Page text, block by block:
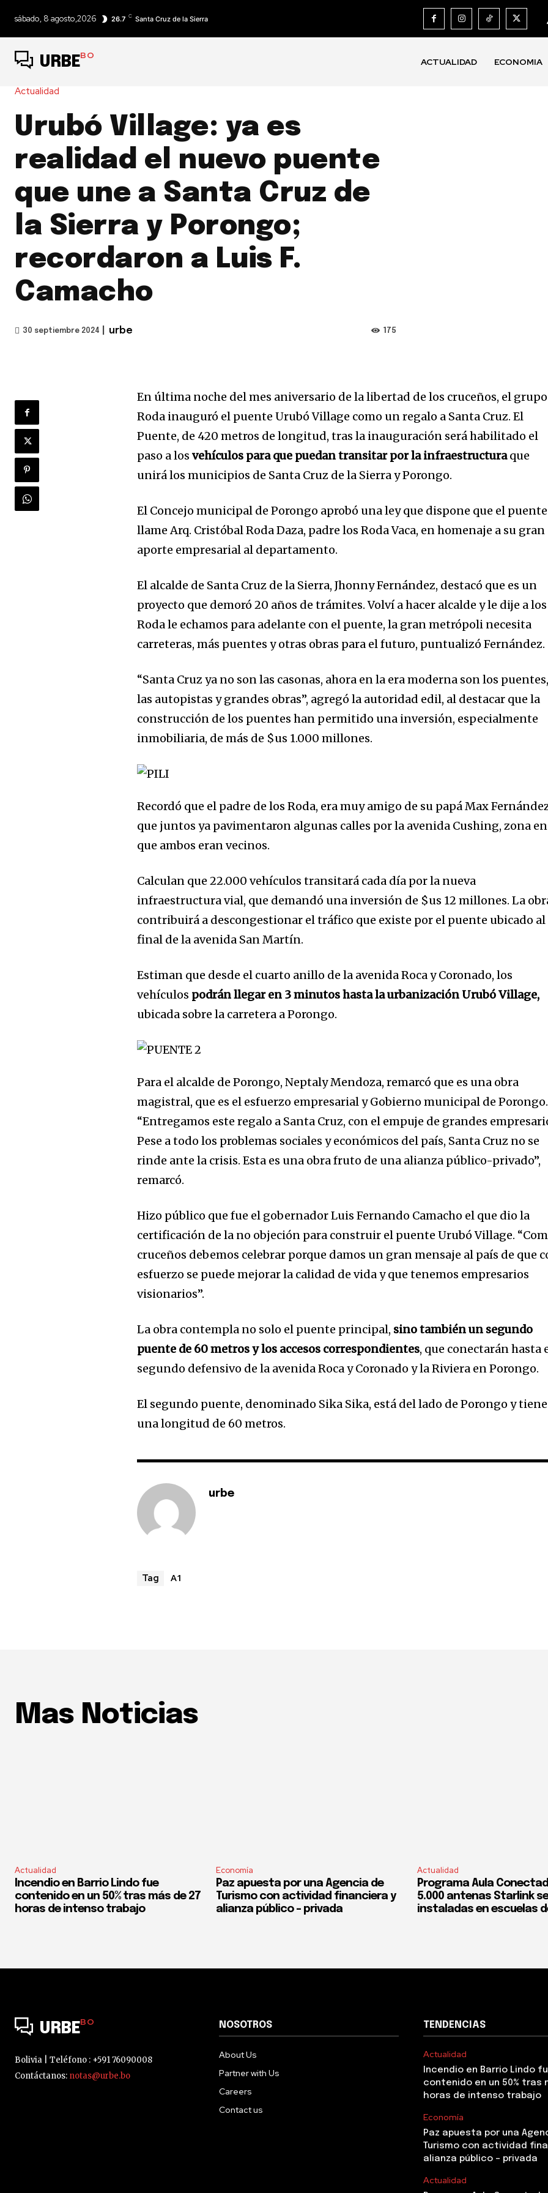
sábado, 8 agosto,2026 26.7 C Santa Cruz de la Sierra
URBEBO
ACTUALIDAD ECONOMIA
Actualidad
Urubó Village: ya es
realidad el nuevo puente
que une a Santa Cruz de
la Sierra y Porongo;
recordaron a Luis F.
Camacho
30 septiembre 2024 urbe 175
En última noche del mes aniversario de la libertad de los cruceños, el grupo
Roda inauguró el puente Urubó Village como un regalo a Santa Cruz. El
Puente, de 420 metros de longitud, tras la inauguración será habilitado el
paso a los vehículos para que puedan transitar por la infraestructuraque
unirá los municipios de Santa Cruz de la Sierra y Porongo.
El Concejo municipal de Porongo aprobó una ley que dispone que el
llame Arq. Cristóbal Roda Daza, padre los Roda Vaca, en homenaje a su gran
aporte empresarial al departamento.
El alcalde de Santa Cruz de la Sierra, Jhonny Fernández, destacó que es un
proyecto que demoró 20 años de trámites. Volví a hacer alcalde y le dije a los
Roda le echamos para adelante con el puente, la gran metrópoli necesita
carreteras, más puentes y otras obras para el futuro, puntualizó Fernández.
“Santa Cruz ya no son las casonas, ahora en la era moderna son los
las autopistas y grandes obras”, agregó la autoridad edil, al destacar que la
construcción de los puentes han permitido una inversión, especialmente
inmobiliaria, de más de $us 1.000 millones.
Recordó que el padre de los Roda, era muy amigo de su papá Max
que juntos ya pavimentaron algunas calles por la avenida Cushing, zona
que ambos eran vecinos.
Calculan que 22.000 vehículos transitará cada día por la nueva
infraestructura vial, que demandó una inversión de $us 12 millones. La
contribuirá a descongestionar el tráfico que existe por el puente ubicado al
final de la avenida San Martín.
Estiman que desde el cuarto anillo de la avenida Roca y Coronado, los
vehículos podrán llegar en 3 minutos hasta la urbanización Urubó Village,
ubicada sobre la carretera a Porongo.
Para el alcalde de Porongo, Neptaly Mendoza, remarcó que es una obra
magistral, que es el esfuerzo empresarial y Gobierno municipal de Porongo.
“Entregamos este regalo a Santa Cruz, con el empuje de grandes
Pese a todo los problemas sociales y económicos del país, Santa Cruz no se
rinde ante la crisis. Esta es una obra fruto de una alianza público-privado”,
remarcó.
Hizo público que fue el gobernador Luis Fernando Camacho el que dio la
certificación de la no objeción para construir el puente Urubó Village.
cruceños debemos celebrar porque damos un gran mensaje al país de que
esfuerzo se puede mejorar la calidad de vida y que tenemos empresarios
visionarios”.
La obra contempla no solo el puente principal, sino también un segundo
puente de 60 metros y los accesos correspondientes, que conectarán hasta
segundo defensivo de la avenida Roca y Coronado y la Riviera en Porongo.
El segundo puente, denominado Sika Sika, está del lado de Porongo y tiene
una longitud de 60 metros.
urbe
Tag A1
Mas Noticias
Actualidad
Incendio en Barrio Lindo fue
contenido en un 50% tras más de 27
horas de intenso trabajo
Economía
Paz apuesta por una Agencia de
Turismo con actividad financiera y
alianza público – privada
Actualidad
Programa Aula
5.000 antenas Starlink
instaladas en escuelas
URBEBO
Bolivia | Teléfono : +591 76090008
Contáctanos: notas@urbe.bo
NOSOTROS
About Us
Partner with Us
Careers
Contact us
TENDENCIAS
Actualidad
Incendio en Barrio Lindo
contenido en un 50% tras
horas de intenso trabajo
Economía
Paz apuesta por una
Turismo con actividad
alianza público – privada
Actualidad